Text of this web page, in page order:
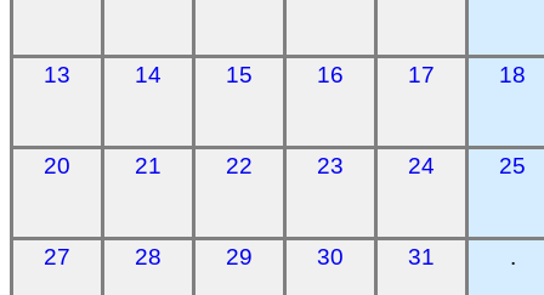
13 14 15 16 17 18
20 21 22 23 24 25
27 28 29 30 31 .